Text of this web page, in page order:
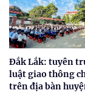
Đắk Lắk: tuyên
luật giao thông
trên địa bàn